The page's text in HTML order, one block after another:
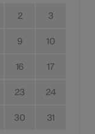
2 3
9 10
16 17
23 24
30 31